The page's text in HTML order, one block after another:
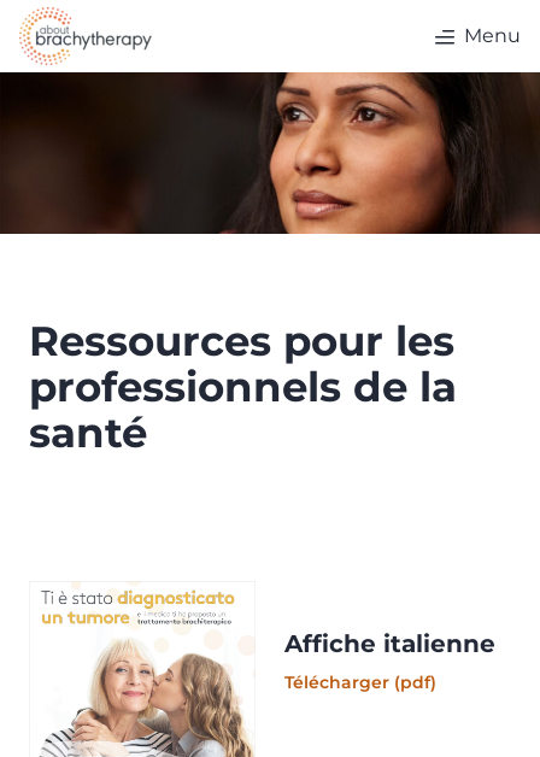
Skip to content
Menu
Ressources pour les
professionnels de la
santé
Affiche italienne
Télécharger (pdf)